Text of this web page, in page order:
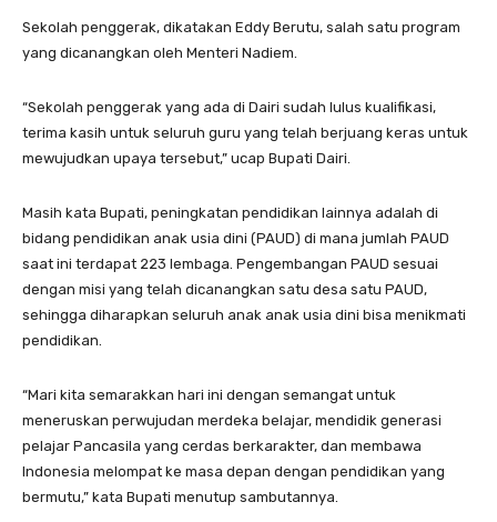
Sekolah penggerak, dikatakan Eddy Berutu, salah satu program
yang dicanangkan oleh Menteri Nadiem.
“Sekolah penggerak yang ada di Dairi sudah lulus kualifikasi,
terima kasih untuk seluruh guru yang telah berjuang keras untuk
mewujudkan upaya tersebut,” ucap Bupati Dairi.
Masih kata Bupati, peningkatan pendidikan lainnya adalah di
bidang pendidikan anak usia dini (PAUD) di mana jumlah PAUD
saat ini terdapat 223 lembaga. Pengembangan PAUD sesuai
dengan misi yang telah dicanangkan satu desa satu PAUD,
sehingga diharapkan seluruh anak anak usia dini bisa menikmati
pendidikan.
“Mari kita semarakkan hari ini dengan semangat untuk
meneruskan perwujudan merdeka belajar, mendidik generasi
pelajar Pancasila yang cerdas berkarakter, dan membawa
Indonesia melompat ke masa depan dengan pendidikan yang
bermutu,” kata Bupati menutup sambutannya.